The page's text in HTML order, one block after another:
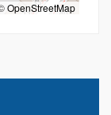
OpenStreetMap